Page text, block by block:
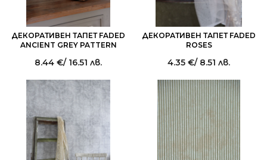
ДЕКОРАТИВЕН ТАПЕТ FADED
ANCIENT GREY PATTERN
8.44 €/ 16.51 лв.
ДЕКОРАТИВЕН ТАПЕТ FADED
ROSES
4.35 €/ 8.51 лв.